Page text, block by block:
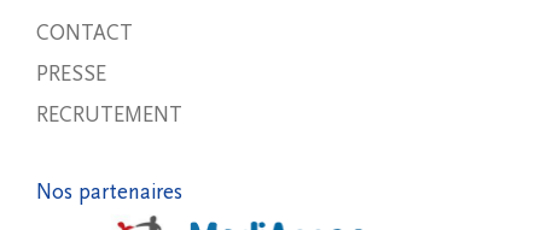
CONTACT
PRESSE
RECRUTEMENT
Nos partenaires